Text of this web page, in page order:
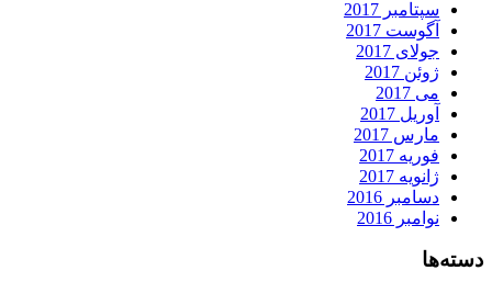
سپتامبر 2017
آگوست 2017
جولای 2017
ژوئن 2017
می 2017
آوریل 2017
مارس 2017
فوریه 2017
ژانویه 2017
دسامبر 2016
نوامبر 2016
دسته‌ها